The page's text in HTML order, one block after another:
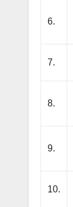
6.
7.
8.
9.
10.